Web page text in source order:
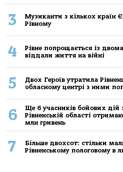
3
Музиканти з кількох країн
Рівному
4
Рівне попрощається із
віддали життя на війні
5
Двох Героїв утратила
обласному центрі з ними
6
Ще 6 учасників бойових дій
Рівненській області
млн гривень
7
Більше двохсот: стільки
Рівненському пологовому в